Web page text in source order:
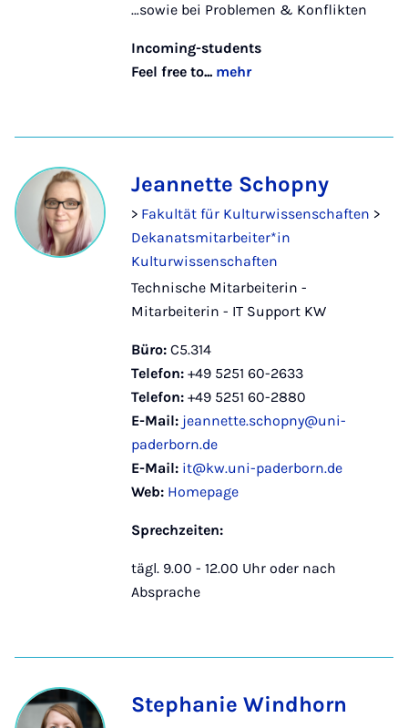
…sowie bei Problemen & Konflikten
Incoming-students
Feel free to... mehr
Jeannette Schopny
> Fakultät für Kulturwissenschaften >
Dekanatsmitarbeiter*in
Kulturwissenschaften
Technische Mitarbeiterin -
Mitarbeiterin - IT Support KW
Büro: C5.314
Telefon: +49 5251 60-2633
Telefon: +49 5251 60-2880
E-Mail: jeannette.schopny@uni-
paderborn.de
E-Mail: it@kw.uni-paderborn.de
Web: Homepage
Sprechzeiten:
tägl. 9.00 - 12.00 Uhr oder nach
Absprache
Stephanie Windhorn